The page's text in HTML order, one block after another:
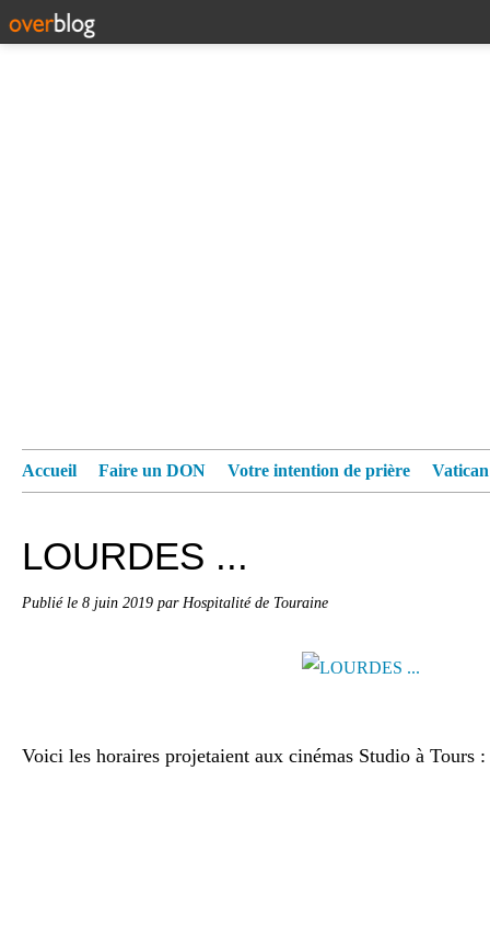
Accueil Faire un DON Votre intention de prière
LOURDES ...
Publié le 8 juin 2019 par Hospitalité de Touraine
Voici les horaires projetaient aux cinémas Studio à Tours :